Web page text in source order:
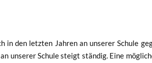
in den letz­ten Jah­ren an unse­rer Schu­le
unse­rer Schu­le steigt stän­dig. Eine